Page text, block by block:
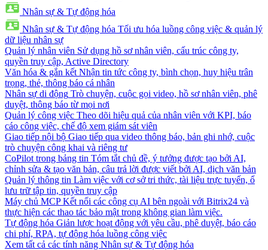
Nhân sự & Tự động hóa
Nhân sự & Tự động hóa Tối ưu hóa luồng công việc & quản lý
dữ liệu nhân sự
Quản lý nhân viên Sử dụng hồ sơ nhân viên, cấu trúc công ty,
quyền truy cập, Active Directory
Văn hóa & gắn kết Nhận tin tức công ty, bình chọn, huy hiệu trân
trọng, thẻ, thông báo cá nhân
Nhân sự di động Trò chuyện, cuộc gọi video, hồ sơ nhân viên, phê
duyệt, thông báo từ mọi nơi
Quản lý công việc Theo dõi hiệu quả của nhân viên với KPI, báo
cáo công việc, chế độ xem giám sát viên
Giao tiếp nội bộ Giao tiếp qua video thông báo, bản ghi nhớ, cuộc
trò chuyện công khai và riêng tư
CoPilot trong bảng tin Tóm tắt chủ đề, ý tưởng được tạo bởi AI,
chỉnh sửa & tạo văn bản, câu trả lời được viết bởi AI, dịch văn bản
Quản lý thông tin Làm việc với cơ sở tri thức, tài liệu trực tuyến, ổ
lưu trữ tập tin, quyền truy cập
Máy chủ MCP Kết nối các công cụ AI bên ngoài với Bitrix24 và
thực hiện các thao tác bảo mật trong không gian làm việc.
Tự động hóa Giản lược hoạt động với yêu cầu, phê duyệt, báo cáo
chi phí, RPA, tự động hóa luồng công việc
Xem tất cả các tính năng Nhân sự & Tự động hóa